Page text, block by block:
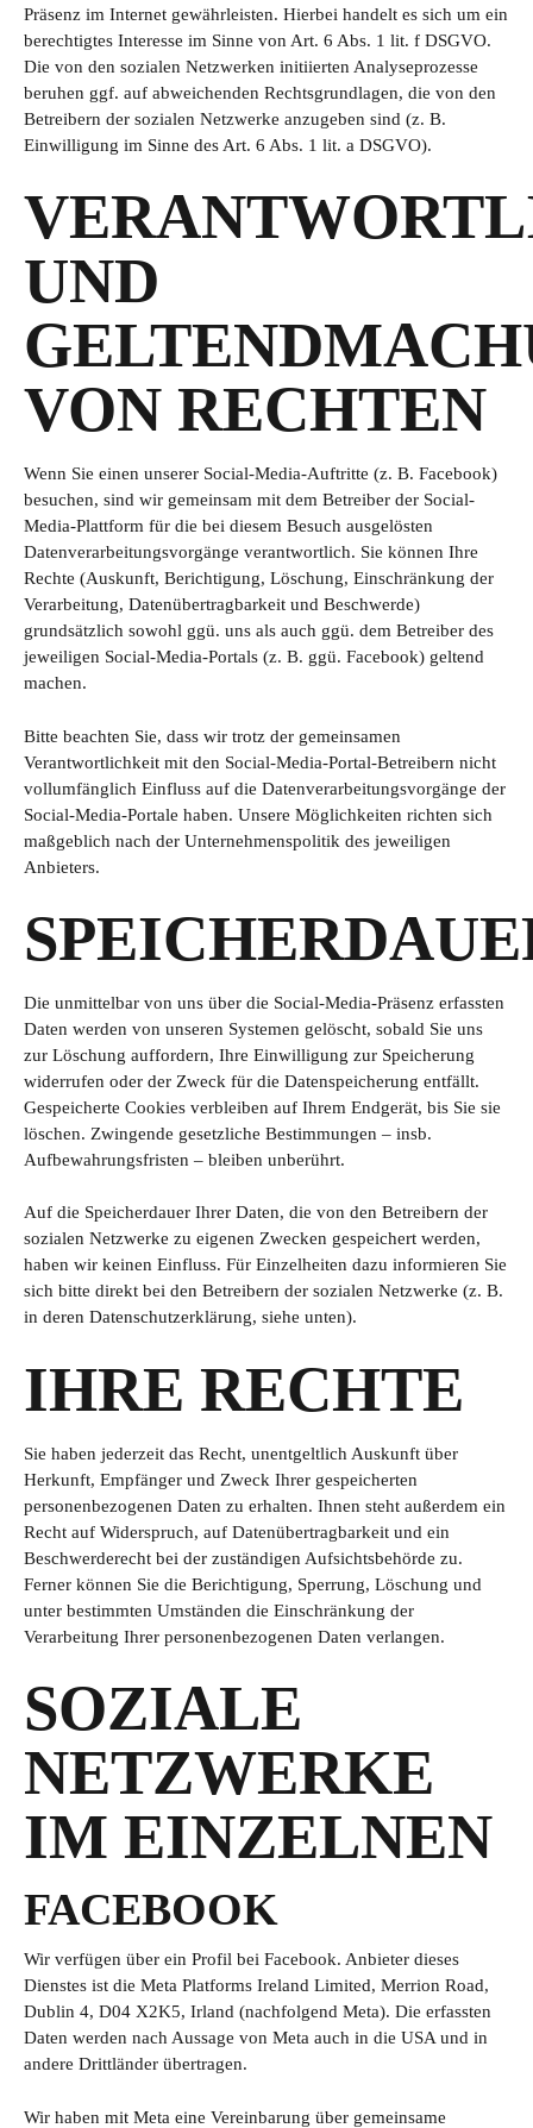
Präsenz im Internet gewährleisten. Hierbei handelt es sich um ein
berechtigtes Interesse im Sinne von Art. 6 Abs. 1 lit. f DSGVO.
Die von den sozialen Netzwerken initiierten Analyseprozesse
beruhen ggf. auf abweichenden Rechtsgrundlagen, die von den
Betreibern der sozialen Netzwerke anzugeben sind (z. B.
Einwilligung im Sinne des Art. 6 Abs. 1 lit. a DSGVO).
UND
VON RECHTEN
Wenn Sie einen unserer Social-Media-Auftritte (z. B. Facebook)
besuchen, sind wir gemeinsam mit dem Betreiber der Social-
Media-Plattform für die bei diesem Besuch ausgelösten
Datenverarbeitungsvorgänge verantwortlich. Sie können Ihre
Rechte (Auskunft, Berichtigung, Löschung, Einschränkung der
Verarbeitung, Datenübertragbarkeit und Beschwerde)
grundsätzlich sowohl ggü. uns als auch ggü. dem Betreiber des
jeweiligen Social-Media-Portals (z. B. ggü. Facebook) geltend
machen.
Bitte beachten Sie, dass wir trotz der gemeinsamen
Verantwortlichkeit mit den Social-Media-Portal-Betreibern nicht
vollumfänglich Einfluss auf die Datenverarbeitungsvorgänge der
Social-Media-Portale haben. Unsere Möglichkeiten richten sich
maßgeblich nach der Unternehmenspolitik des jeweiligen
Anbieters.
Die unmittelbar von uns über die Social-Media-Präsenz erfassten
Daten werden von unseren Systemen gelöscht, sobald Sie uns
zur Löschung auffordern, Ihre Einwilligung zur Speicherung
widerrufen oder der Zweck für die Datenspeicherung entfällt.
Gespeicherte Cookies verbleiben auf Ihrem Endgerät, bis Sie sie
löschen. Zwingende gesetzliche Bestimmungen – insb.
Aufbewahrungsfristen – bleiben unberührt.
Auf die Speicherdauer Ihrer Daten, die von den Betreibern der
sozialen Netzwerke zu eigenen Zwecken gespeichert werden,
haben wir keinen Einfluss. Für Einzelheiten dazu informieren Sie
sich bitte direkt bei den Betreibern der sozialen Netzwerke (z. B.
in deren Datenschutzerklärung, siehe unten).
IHRE RECHTE
Sie haben jederzeit das Recht, unentgeltlich Auskunft über
Herkunft, Empfänger und Zweck Ihrer gespeicherten
personenbezogenen Daten zu erhalten. Ihnen steht außerdem ein
Recht auf Widerspruch, auf Datenübertragbarkeit und ein
Beschwerderecht bei der zuständigen Aufsichtsbehörde zu.
Ferner können Sie die Berichtigung, Sperrung, Löschung und
unter bestimmten Umständen die Einschränkung der
Verarbeitung Ihrer personenbezogenen Daten verlangen.
SOZIALE
NETZWERKE
IM EINZELNEN
FACEBOOK
Wir verfügen über ein Profil bei Facebook. Anbieter dieses
Dienstes ist die Meta Platforms Ireland Limited, Merrion Road,
Dublin 4, D04 X2K5, Irland (nachfolgend Meta). Die erfassten
Daten werden nach Aussage von Meta auch in die USA und in
andere Drittländer übertragen.
Wir haben mit Meta eine Vereinbarung über gemeinsame